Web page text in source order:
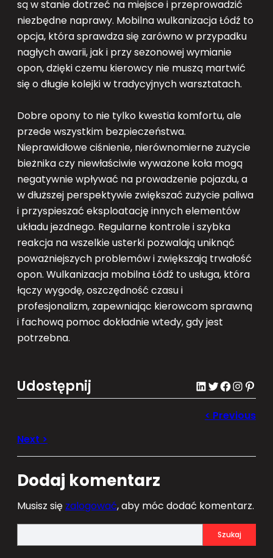
są w stanie dotrzeć na miejsce i przeprowadzić
niezbędne naprawy. Mobilna wulkanizacja Łódź to
opcja, która sprawdza się zarówno w przypadku
nagłych awarii, jak i przy sezonowej wymianie
opon, dzięki czemu kierowcy nie muszą martwić
się o długie kolejki w tradycyjnych warsztatach.
Dobre opony to nie tylko kwestia komfortu, ale
przede wszystkim bezpieczeństwa.
Nieprawidłowe ciśnienie, nierównomierne zużycie
bieżnika czy niewłaściwie wyważone koła mogą
negatywnie wpływać na prowadzenie pojazdu, a
w dłuższej perspektywie zwiększać zużycie paliwa
i przyspieszać eksploatację innych elementów
układu jezdnego. Regularne kontrole i szybka
reakcja na wszelkie usterki pozwalają uniknąć
poważniejszych problemów i zwiększają trwałość
opon. Wulkanizacja mobilna Łódź to usługa, która
łączy wygodę, oszczędność czasu i
profesjonalizm, zapewniając kierowcom sprawną
i fachową pomoc dokładnie wtedy, gdy jest
potrzebna.
Udostępnij LinkedIn Twitter Facebook Instagram Pinterest
Dodaj komentarz
Musisz się zalogować, aby móc dodać komentarz.
e
Szukaj